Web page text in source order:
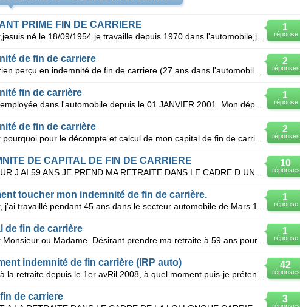
1
réponse
PRIME FIN DE CARRIERE
Bonjour,jesuis né le 18/09/1954 je travaille depuis 1970 dans l'automobile,je devrait etre en retrai
2
réponses
de fin de carriere
Je n'ai rien perçu en indemnité de fin de carriere (27 ans dans l'automobile)j'ai cessé mon activité
1
réponse
fin de carrière
Je suis employée dans l'automobile depuis le 01 JANVIER 2001. Mon départ en retraite est prévu fin j
2
réponses
de fin de carrière
Bonjour pourquoi pour le décompte et calcul de mon capital de fin de carrière dans le cadre d,une
10
réponses
DE CAPITAL DE FIN DE CARRIERE
1
réponse
toucher mon indemnité de fin de carrière.
1
réponse
de fin de carrière
Bonjour Monsieur ou Madame. Désirant prendre ma retraite à 59 ans pour longue carrière dans l'aut
42
réponses
indemnité de fin carrière (IRP auto)
3
de carriere